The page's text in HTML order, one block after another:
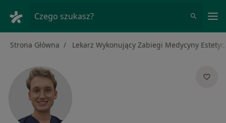
Czego szukasz?
Strona Główna Lekarz Wykonujący Zabiegi Medycyny